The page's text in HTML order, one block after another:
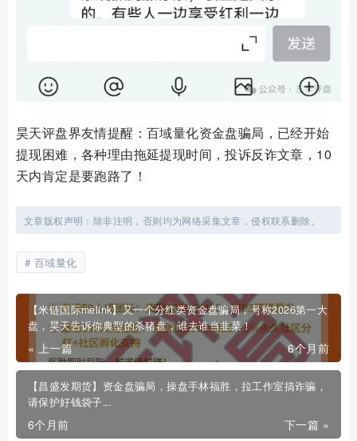
昊天评盘界友情提醒：百域量化资金盘骗局，已经开始
提现困难，各种理由拖延提现时间，投诉反诈文章，10
天内肯定是要跑路了！
文章版权声明：除非注明，否则均为网络采集文章，侵权联系删除。
百域量化
【米链国际melink】又一个分红类资金盘骗局，号称2026第一大
盘，昊天告诉你典型的杀猪盘，谁去谁当韭菜！
« 上一篇 6个月前
【昌盛发期货】资金盘骗局，操盘手林福胜，拉工作室搞诈骗，
请保护好钱袋子...
下一篇 »
6个月前